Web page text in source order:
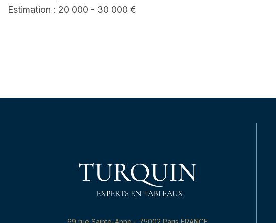
Estimation : 20 000 - 30 000 €